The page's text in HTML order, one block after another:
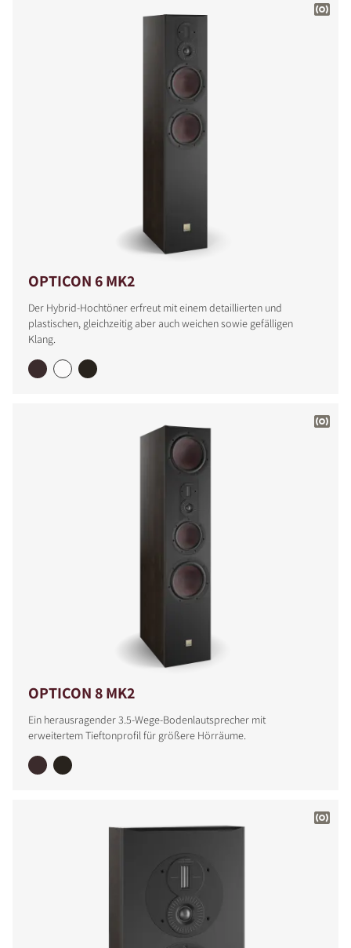
OPTICON 6 MK2
Der Hybrid-Hochtöner erfreut mit einem detaillierten und
plastischen, gleichzeitig aber auch weichen sowie gefälligen
Klang.
OPTICON 8 MK2
Ein herausragender 3.5-Wege-Bodenlautsprecher mit
erweitertem Tieftonprofil für größere Hörräume.
PRODUKTE VERGLEICHEN